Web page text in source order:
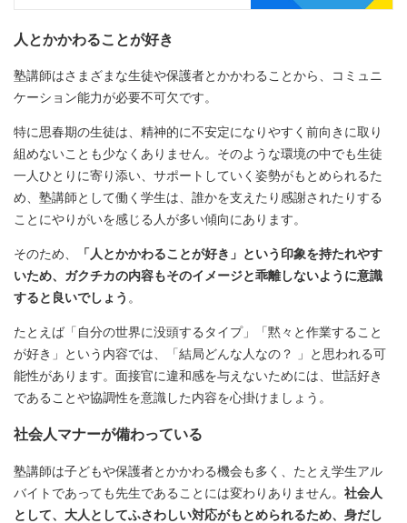
人とかかわることが好き
塾講師はさまざまな生徒や保護者とかかわることから、コミュニ
ケーション能力が必要不可欠です。
特に思春期の生徒は、精神的に不安定になりやすく前向きに取り
組めないことも少なくありません。そのような環境の中でも生徒
一人ひとりに寄り添い、サポートしていく姿勢がもとめられるた
め、塾講師として働く学生は、誰かを支えたり感謝されたりする
ことにやりがいを感じる人が多い傾向にあります。
そのため、
「人とかかわることが好き」という印象を持たれやす
いため、ガクチカの内容もそのイメージと乖離しないように意識
すると良いでしょう 。
たとえば「自分の世界に没頭するタイプ」「黙々と作業すること
が好き」という内容では、「結局どんな人なの？ 」と思われる可
能性があります。面接官に違和感を与えないためには、世話好き
であることや協調性を意識した内容を心掛けましょう。
社会人マナーが備わっている
塾講師は子どもや保護者とかかわる機会も多く、たとえ学生アル
バイトであっても先生であることには変わりありません。 社会人
として、大人としてふさわしい対応がもとめられるため、身だし